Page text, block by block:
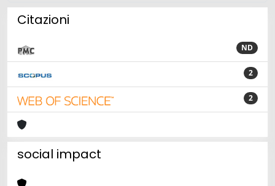
Citazioni
ND
2
2
social impact